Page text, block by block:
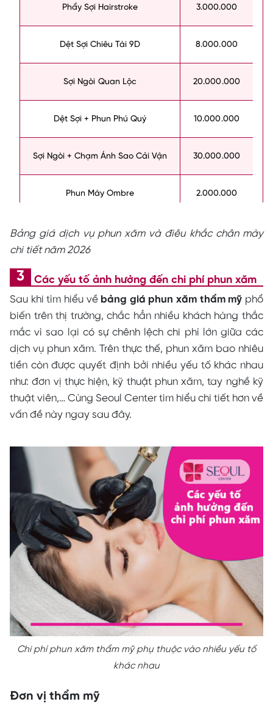
Phẩy Sợi Hairstroke 3.000.000
Dệt Sợi Chiêu Tài 9D 8.000.000
Sợi Ngòi Quan Lộc 20.000.000
Dệt Sợi + Phun Phú Quý 10.000.000
Sợi Ngòi + Chạm Ánh Sao Cải Vận 30.000.000
Phun Mày Ombre 2.000.000
Bảng giá dịch vụ phun xămvà điêu khắc chân mày
chi tiết năm 2026
Các yếu tố ảnh hưởng đến chi phí phun xăm
Sau khi tìm hiểu về bảng giá phun xăm thẩm mỹ phổ
biến trên thị trường, chắc hẳn nhiều khách hàng thắc
mắc vì sao lại có sự chênh lệch chi phí lớn giữa các
dịch vụ phun xăm. Trên thực thế, phun xăm bao nhiêu
tiền còn được quyết định bởi nhiều yếu tố khác nhau
như: đơn vị thực hiện, kỹ thuật phun xăm, tay nghề kỹ
thuật viên,… Cùng Seoul Center tìm hiểu chi tiết hơn về
vấn đề này ngay sau đây.
Chi phí phun xăm thẩm mỹ phụ thuộc vào nhiều yếu tố
khác nhau
Đơn vị thẩm mỹ